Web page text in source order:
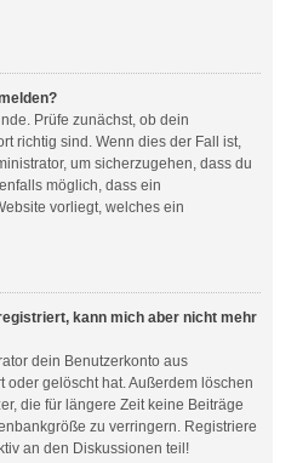
Prüfe zunächst, ob dein
richtig sind. Wenn dies der Fall ist,
um sicherzugehen, dass du
möglich, dass ein
vorliegt, welches ein
kann mich aber nicht mehr
dein Benutzerkonto aus
gelöscht hat. Außerdem löschen
die für längere Zeit keine Beiträge
zu verringern. Registriere
an den Diskussionen teil!